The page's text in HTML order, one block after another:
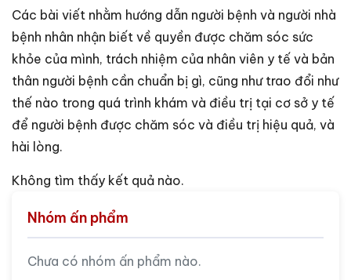
Các bài viết nhằm hướng dẫn người bệnh và người nhà
bệnh nhân nhận biết về quyền được chăm sóc sức
khỏe của mình, trách nhiệm của nhân viên y tế và bản
thân người bệnh cần chuẩn bị gì, cũng như trao đổi như
thế nào trong quá trình khám và điều trị tại cơ sở y tế
để người bệnh được chăm sóc và điều trị hiệu quả, và
hài lòng.
Không tìm thấy kết quả nào.
Nhóm ấn phẩm
Chưa có nhóm ấn phẩm nào.